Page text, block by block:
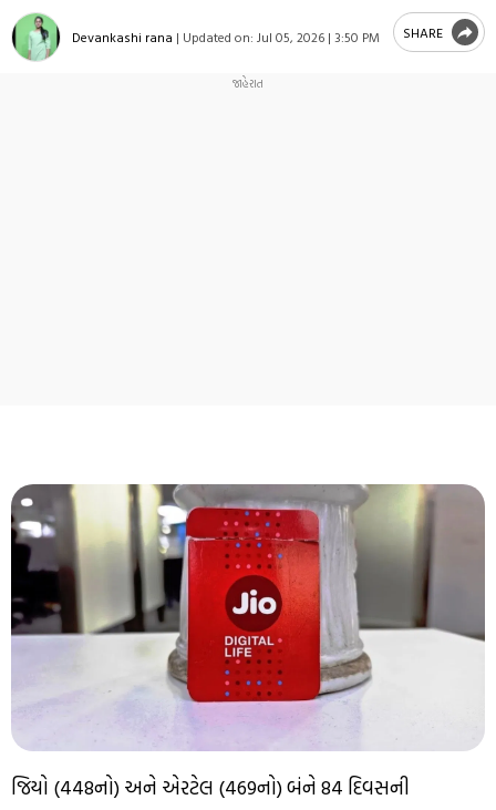
Devankashi rana | Updated on: Jul 05, 2026 | 3:50 PM SHARE
જિયો (₹448નો) અને એરટેલ (₹469નો) બંને 84 દિવસની